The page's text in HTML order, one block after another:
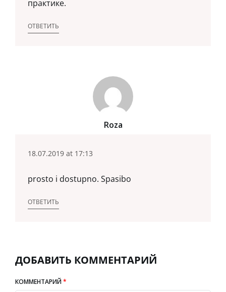
практике.
ОТВЕТИТЬ
Roza
18.07.2019 at 17:13
prosto i dostupno. Spasibo
ОТВЕТИТЬ
ДОБАВИТЬ КОММЕНТАРИЙ
КОММЕНТАРИЙ*